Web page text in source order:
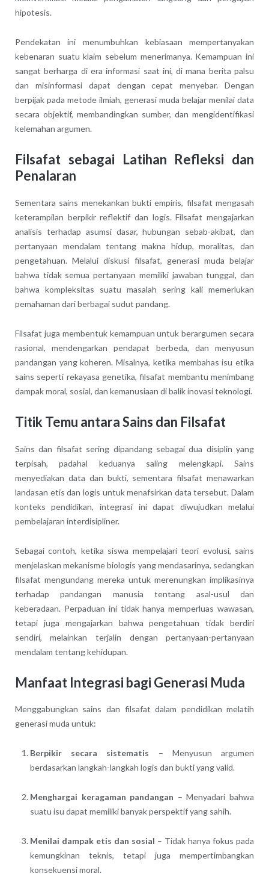
hipotesis.
Pendekatan ini menumbuhkan kebiasaan mempertanyakan
kebenaran suatu klaim sebelum menerimanya. Kemampuan ini
sangat berharga di era informasi saat ini, di mana berita palsu
dan misinformasi dapat dengan cepat menyebar. Dengan
berpijak pada metode ilmiah, generasi muda belajar menilai data
secara objektif, membandingkan sumber, dan mengidentifikasi
kelemahan argumen.
Filsafat sebagai Latihan Refleksi dan
Penalaran
Sementara sains menekankan bukti empiris, filsafat mengasah
keterampilan berpikir reflektif dan logis. Filsafat mengajarkan
analisis terhadap asumsi dasar, hubungan sebab-akibat, dan
pertanyaan mendalam tentang makna hidup, moralitas, dan
pengetahuan. Melalui diskusi filsafat, generasi muda belajar
bahwa tidak semua pertanyaan memiliki jawaban tunggal, dan
bahwa kompleksitas suatu masalah sering kali memerlukan
pemahaman dari berbagai sudut pandang.
Filsafat juga membentuk kemampuan untuk berargumen secara
rasional, mendengarkan pendapat berbeda, dan menyusun
pandangan yang koheren. Misalnya, ketika membahas isu etika
sains seperti rekayasa genetika, filsafat membantu menimbang
dampak moral, sosial, dan kemanusiaan di balik inovasi teknologi.
Titik Temu antara Sains dan Filsafat
Sains dan filsafat sering dipandang sebagai dua disiplin yang
terpisah, padahal keduanya saling melengkapi. Sains
menyediakan data dan bukti, sementara filsafat menawarkan
landasan etis dan logis untuk menafsirkan data tersebut. Dalam
konteks pendidikan, integrasi ini dapat diwujudkan melalui
pembelajaran interdisipliner.
Sebagai contoh, ketika siswa mempelajari teori evolusi, sains
menjelaskan mekanisme biologis yang mendasarinya, sedangkan
filsafat mengundang mereka untuk merenungkan implikasinya
terhadap pandangan manusia tentang asal-usul dan
keberadaan. Perpaduan ini tidak hanya memperluas wawasan,
tetapi juga mengajarkan bahwa pengetahuan tidak berdiri
sendiri, melainkan terjalin dengan pertanyaan-pertanyaan
mendalam tentang kehidupan.
Manfaat Integrasi bagi Generasi Muda
Menggabungkan sains dan filsafat dalam pendidikan melatih
generasi muda untuk:
Berpikir secara sistematis – Menyusun argumen
berdasarkan langkah-langkah logis dan bukti yang valid.
Menghargai keragaman pandangan – Menyadari bahwa
suatu isu dapat memiliki banyak perspektif yang sahih.
Menilai dampak etis dan sosial – Tidak hanya fokus pada
kemungkinan teknis, tetapi juga mempertimbangkan
konsekuensi moral.